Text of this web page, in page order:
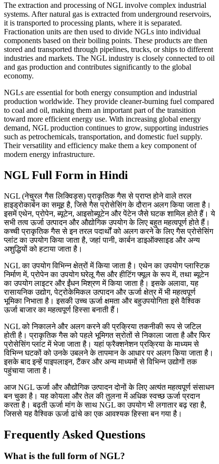
The extraction and processing of NGL involve complex industrial
systems. After natural gas is extracted from underground reservoirs,
it is transported to processing plants, where it is separated.
Fractionation units are then used to divide NGLs into individual
components based on their boiling points. These products are then
stored and transported through pipelines, trucks, or ships to different
industries and markets. The NGL industry is closely connected to oil
and gas production and contributes significantly to the global
economy.
NGLs are essential for both energy consumption and industrial
production worldwide. They provide cleaner-burning fuel compared
to coal and oil, making them an important part of the transition
toward more efficient energy use. With increasing global energy
demand, NGL production continues to grow, supporting industries
such as petrochemicals, transportation, and domestic fuel supply.
Their versatility and efficiency make them a key component of
modern energy infrastructure.
NGL Full Form in Hindi
NGL (नेचुरल गैस लिक्विड्स) प्राकृतिक गैस से प्राप्त होने वाले तरल
हाइड्रोकार्बन का समूह है, जिसे गैस प्रोसेसिंग के दौरान अलग किया जाता है।
इसमें एथेन, प्रोपेन, ब्यूटेन, आइसोब्यूटेन और पेंटेन जैसे घटक शामिल होते हैं। ये
सभी तत्व ऊर्जा उत्पादन और औद्योगिक उपयोग के लिए बहुत महत्वपूर्ण होते हैं।
कच्ची प्राकृतिक गैस से इन तरल पदार्थों को अलग करने के लिए गैस प्रोसेसिंग
प्लांट का उपयोग किया जाता है, जहां पानी, कार्बन डाइऑक्साइड और अन्य
अशुद्धियों को हटाया जाता है।
NGL का उपयोग विभिन्न क्षेत्रों में किया जाता है। एथेन का उपयोग प्लास्टिक
निर्माण में, प्रोपेन का उपयोग घरेलू गैस और हीटिंग फ्यूल के रूप में, तथा ब्यूटेन
का उपयोग लाइटर और ईंधन मिश्रण में किया जाता है। इसके अलावा, यह
रासायनिक उद्योग, पेट्रोकेमिकल उत्पादन और ऊर्जा क्षेत्र में भी महत्वपूर्ण
भूमिका निभाता है। इसकी उच्च ऊर्जा क्षमता और बहुउपयोगिता इसे वैश्विक
ऊर्जा बाजार का महत्वपूर्ण हिस्सा बनाती हैं।
NGL को निकालने और अलग करने की प्रक्रिया तकनीकी रूप से जटिल
होती है। प्राकृतिक गैस को पहले भूमिगत स्रोतों से निकाला जाता है और फिर
प्रोसेसिंग प्लांट में भेजा जाता है। यहां फ्रैक्शनेशन प्रक्रिया के माध्यम से
विभिन्न घटकों को उनके उबलने के तापमान के आधार पर अलग किया जाता है।
इसके बाद इन्हें पाइपलाइन, टैंकर और अन्य माध्यमों से विभिन्न उद्योगों तक
पहुंचाया जाता है।
आज NGL ऊर्जा और औद्योगिक उत्पादन दोनों के लिए अत्यंत महत्वपूर्ण संसाधन
बन चुका है। यह कोयला और तेल की तुलना में अधिक स्वच्छ ऊर्जा प्रदान
करता है। बढ़ती ऊर्जा मांग के साथ NGL का उपयोग भी लगातार बढ़ रहा है,
जिससे यह वैश्विक ऊर्जा ढांचे का एक आवश्यक हिस्सा बन गया है।
Frequently Asked Questions
What is the full form of NGL?